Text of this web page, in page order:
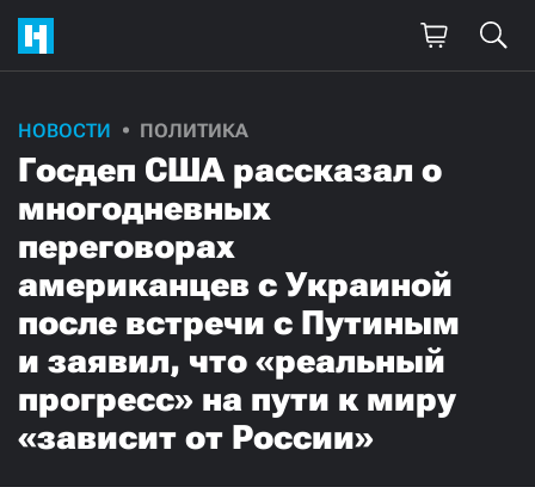
НОВОСТИ ПОЛИТИКА
Госдеп США рассказал о
многодневных
переговорах
американцев с Украиной
после встречи с Путиным
и заявил, что «реальный
прогресс» на пути к миру
«зависит от России»
Поддержите
нашу работу!
Ежемесячно
3000 1000
500 300